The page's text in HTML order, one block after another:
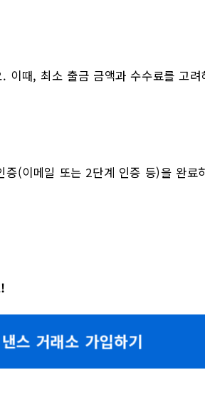
이때, 최소 출금 금액과 수수료를 고
(이메일 또는 2단계 인증 등)을 완료
스 거래소 가입하기